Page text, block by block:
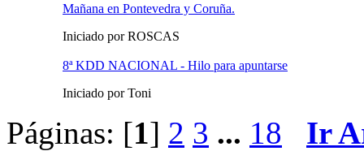
Mañana en Pontevedra y Coruña.
Iniciado por ROSCAS
8ª KDD NACIONAL - Hilo para apuntarse
Iniciado por Toni
Páginas: [1] 2 3 ... 18
Ir